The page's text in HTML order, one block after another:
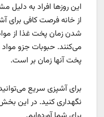
این روزها افراد به دلیل
از خانه فرصت کافی برای
شدن زمان پخت غذا از
می‌کنند. حبوبات جزو
پخت آنها زمان بر است.
برای آشپزی سریع
نگهداری کنید. در این